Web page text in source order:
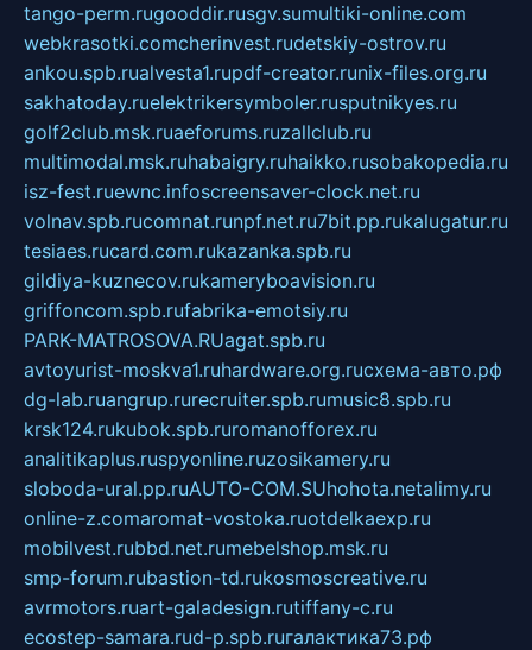
tango-perm.rugooddir.rusgv.sumultiki-online.com
webkrasotki.comcherinvest.rudetskiy-ostrov.ru
ankou.spb.rualvesta1.rupdf-creator.runix-files.org.ru
sakhatoday.ruelektrikersymboler.rusputnikyes.ru
golf2club.msk.ruaeforums.ruzallclub.ru
multimodal.msk.ruhabaigry.ruhaikko.rusobakopedia.ru
isz-fest.ruewnc.infoscreensaver-clock.net.ru
volnav.spb.rucomnat.runpf.net.ru7bit.pp.rukalugatur.ru
tesiaes.rucard.com.rukazanka.spb.ru
gildiya-kuznecov.rukameryboavision.ru
griffoncom.spb.rufabrika-emotsiy.ru
PARK-MATROSOVA.RUagat.spb.ru
avtoyurist-moskva1.ruhardware.org.ruсхема-авто.рф
dg-lab.ruangrup.rurecruiter.spb.rumusic8.spb.ru
krsk124.rukubok.spb.ruromanofforex.ru
analitikaplus.ruspyonline.ruzosikamery.ru
sloboda-ural.pp.ruAUTO-COM.SUhohota.netalimy.ru
online-z.comaromat-vostoka.ruotdelkaexp.ru
mobilvest.rubbd.net.rumebelshop.msk.ru
smp-forum.rubastion-td.rukosmoscreative.ru
avrmotors.ruart-galadesign.rutiffany-c.ru
ecostep-samara.rud-p.spb.ruгалактика73.рф